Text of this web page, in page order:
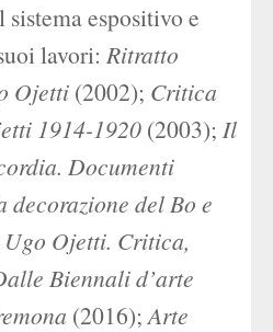
sistema espositivo e
lavori: Ritratto
Ojetti (2002); Critica
1914-1920 (2003); Il
Documenti
decorazione del Bo e
Ugo Ojetti. Critica,
Biennali d’arte
(2016);Arte